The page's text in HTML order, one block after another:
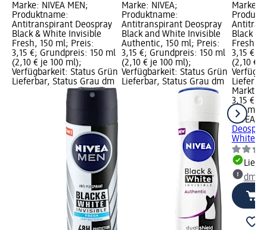
Marke: NIVEA MEN;
Produktname:
Antitranspirant Deospray
Black & White Invisible
Fresh, 150 ml; Preis:
3,15 €; Grundpreis: 150 ml
(2,10 € je 100 ml);
Verfügbarkeit: Status Grün
Lieferbar, Status Grau dm
Marke: NIVEA;
Produktname:
Antitranspirant Deospray
Black and White Invisible
Authentic, 150 ml; Preis:
3,15 €; Grundpreis: 150 ml
(2,10 € je 100 ml);
Verfügbarkeit: Status Grün
Lieferbar, Status Grau dm
Marke:
Black
Fresh,
3,15 €;
(2,10 €
Markt
3,15 €
150 ml
NIVEA
dm